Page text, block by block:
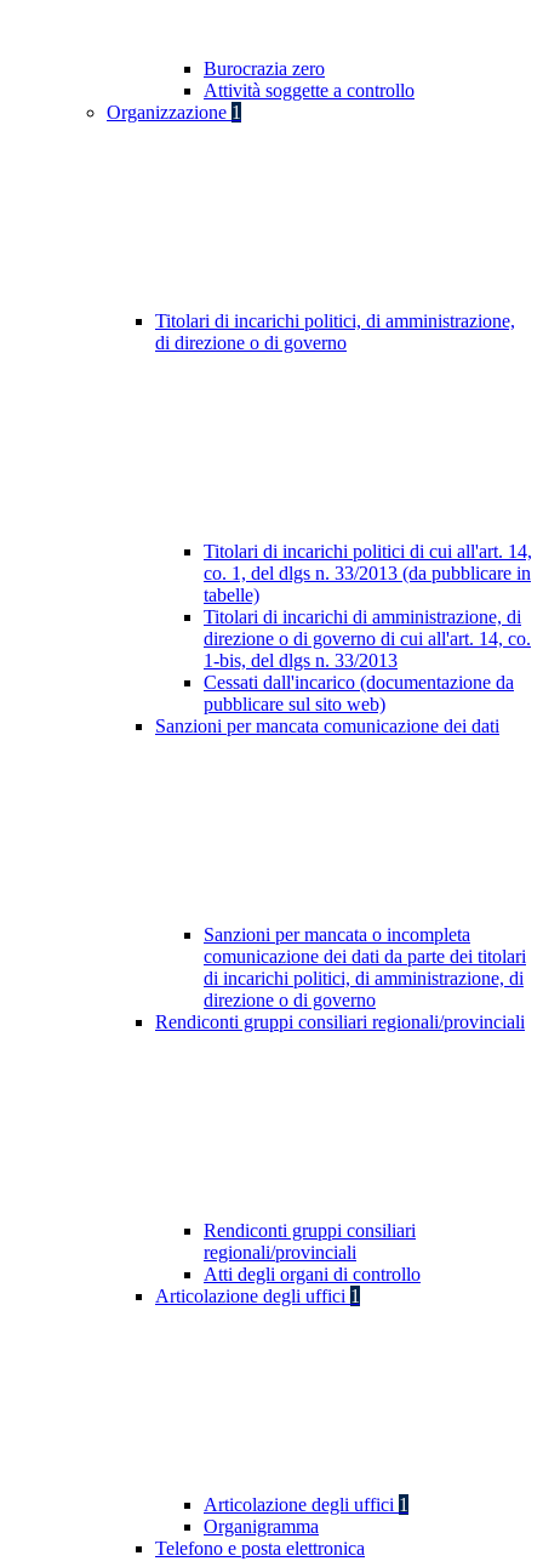
Burocrazia zero
Attività soggette a controllo
Organizzazione 1
Titolari di incarichi politici, di amministrazione,
di direzione o di governo
Titolari di incarichi politici di cui all'art. 14,
co. 1, del dlgs n. 33/2013 (da pubblicare in
tabelle)
Titolari di incarichi di amministrazione, di
direzione o di governo di cui all'art. 14, co.
1-bis, del dlgs n. 33/2013
Cessati dall'incarico (documentazione da
pubblicare sul sito web)
Sanzioni per mancata comunicazione dei dati
Sanzioni per mancata o incompleta
comunicazione dei dati da parte dei titolari
di incarichi politici, di amministrazione, di
direzione o di governo
Rendiconti gruppi consiliari regionali/provinciali
Rendiconti gruppi consiliari
regionali/provinciali
Atti degli organi di controllo
Articolazione degli uffici 1
Articolazione degli uffici 1
Organigramma
Telefono e posta elettronica